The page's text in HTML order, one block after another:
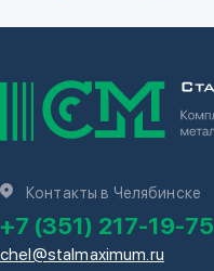
Контакты в Челябинске
+7 (351) 217-19-75
chel@stalmaximum.ru